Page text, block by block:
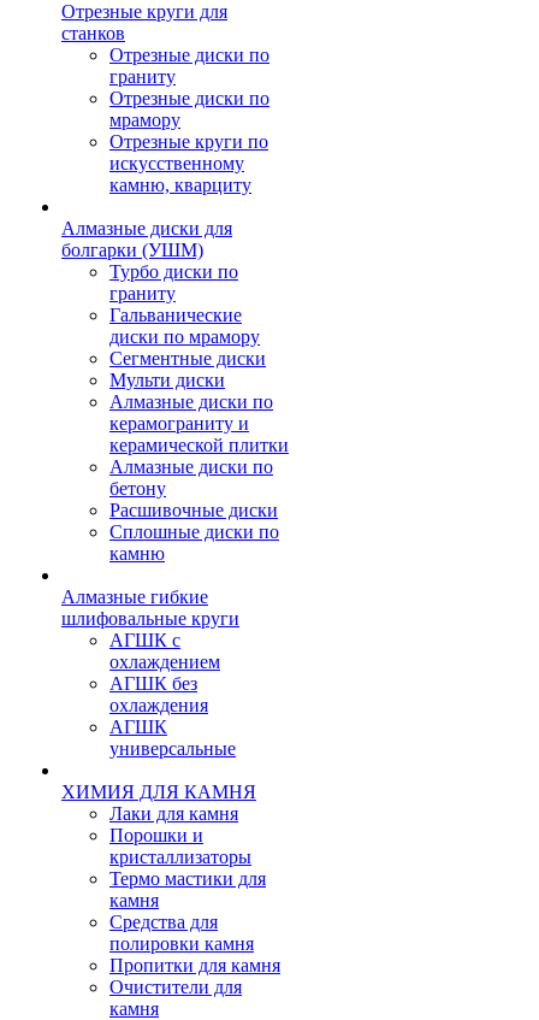
Отрезные круги для
станков
Отрезные диски по
граниту
Отрезные диски по
мрамору
Отрезные круги по
искусственному
камню, кварциту
Алмазные диски для
болгарки (УШМ)
Турбо диски по
граниту
Гальванические
диски по мрамору
Сегментные диски
Мульти диски
Алмазные диски по
керамограниту и
керамической плитки
Алмазные диски по
бетону
Расшивочные диски
Сплошные диски по
камню
Алмазные гибкие
шлифовальные круги
АГШК с
охлаждением
АГШК без
охлаждения
АГШК
универсальные
ХИМИЯ ДЛЯ КАМНЯ
Лаки для камня
Порошки и
кристаллизаторы
Термо мастики для
камня
Средства для
полировки камня
Пропитки для камня
Очистители для
камня